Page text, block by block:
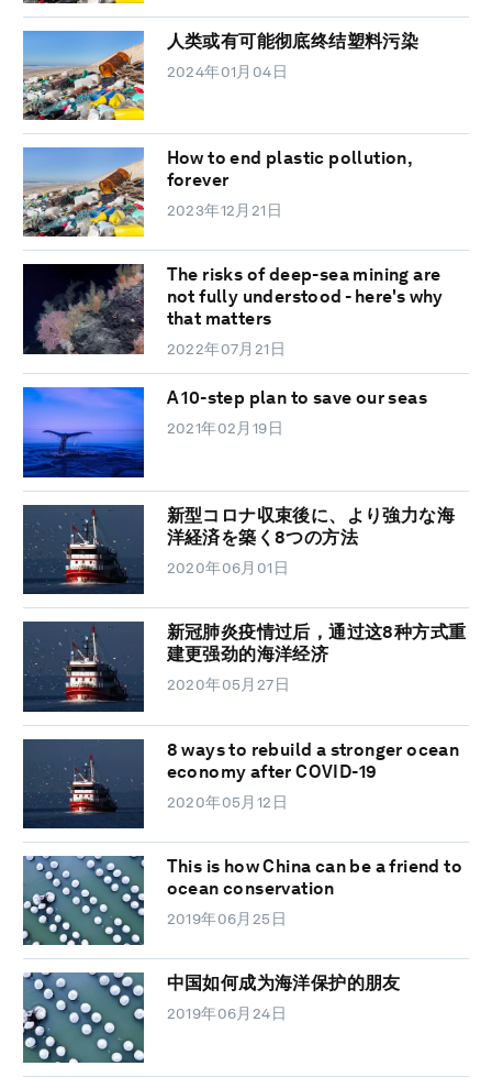
人类或有可能彻底终结塑料污染
2024年01月04日
How to end plastic pollution,
forever
2023年12月21日
The risks of deep-sea mining are
not fully understood - here's why
that matters
2022年07月21日
A 10-step plan to save our seas
2021年02月19日
新型コロナ収束後に、より強力な海
洋経済を築く8つの方法
2020年06月01日
新冠肺炎疫情过后，通过这8种方式重
建更强劲的海洋经济
2020年05月27日
8 ways to rebuild a stronger ocean
economy after COVID-19
2020年05月12日
This is how China can be a friend to
ocean conservation
2019年06月25日
中国如何成为海洋保护的朋友
2019年06月24日